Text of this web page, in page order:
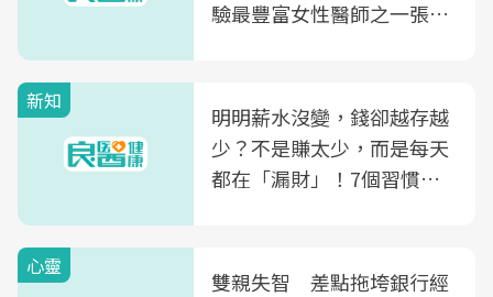
驗最豐富女性醫師之一張永
光田醫院建構360度女性健
康照護生態圈
新知
明明薪水沒變，錢卻越存越
少？不是賺太少，而是每天
都在「漏財」！7個習慣一
心靈
雙親失智 差點拖垮銀行經